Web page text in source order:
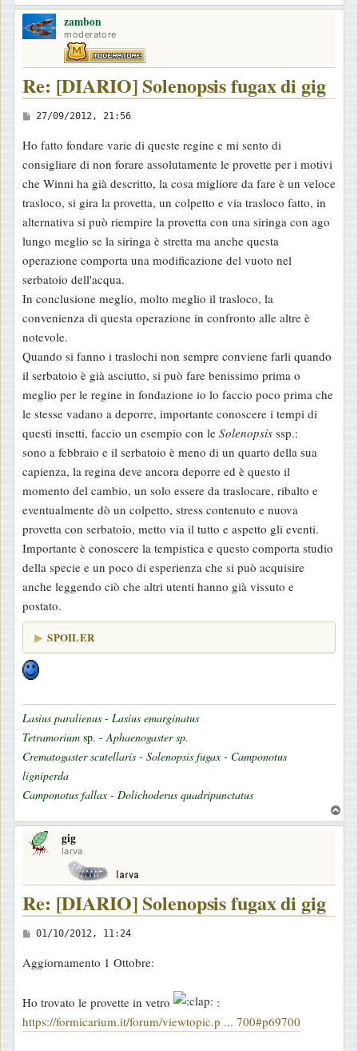
o
zambon
moderatore
Re: [DIARIO] Solenopsis fugax di gig
M
s
s
a
g
g
i
o
27/09/2012, 21:56
Ho fatto fondare varie di queste regine e mi sento di
consigliare di non forare assolutamente le provette per i motivi
che Winni ha già descritto, la cosa migliore da fare è un veloce
trasloco, si gira la provetta, un colpetto e via trasloco fatto, in
alternativa si può riempire la provetta con una siringa con ago
lungo meglio se la siringa è stretta ma anche questa
operazione comporta una modificazione del vuoto nel
serbatoio dell'acqua.
In conclusione meglio, molto meglio il trasloco, la
convenienza di questa operazione in confronto alle altre è
notevole.
Quando si fanno i traslochi non sempre conviene farli quando
il serbatoio è già asciutto, si può fare benissimo prima o
meglio per le regine in fondazione io lo faccio poco prima che
le stesse vadano a deporre, importante conoscere i tempi di
questi insetti, faccio un esempio con le Solenopsis ssp.:
sono a febbraio e il serbatoio è meno di un quarto della sua
capienza, la regina deve ancora deporre ed è questo il
momento del cambio, un solo essere da traslocare, ribalto e
eventualmente dò un colpetto, stress contenuto e nuova
provetta con serbatoio, metto via il tutto e aspetto gli eventi.
Importante è conoscere la tempistica e questo comporta studio
della specie e un poco di esperienza che si può acquisire
anche leggendo ciò che altri utenti hanno già vissuto e
postato.
SPOILER
Lasius paralienus - Lasius emarginatus
Tetramorium sp. -Aphaenogaster sp.
Crematogaster scutellaris - Solenopsis fugax - Camponotus
ligniperda
Camponotus fallax - Dolichoderus quadripunctatus
o
gig
larva
Re: [DIARIO] Solenopsis fugax di gig
M
s
a
g
01/10/2012, 11:24
Aggiornamento 1 Ottobre:
Ho trovato le provette in vetro
:
https://formicarium.it/forum/viewtopic.p ... 700#p69700